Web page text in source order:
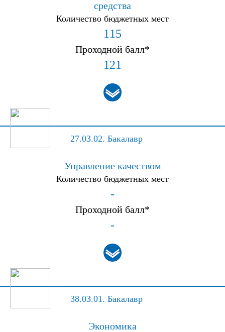
средства
Количество бюджетных мест
115
Проходной балл*
121
27.03.02. Бакалавр
Управление качеством
Количество бюджетных мест
-
Проходной балл*
-
38.03.01. Бакалавр
Экономика